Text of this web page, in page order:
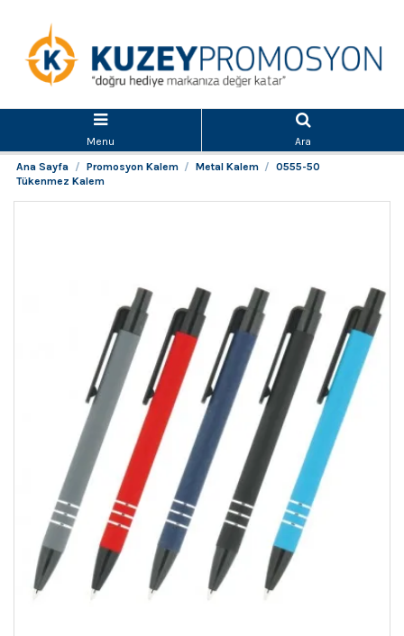
Menu
Ara
Ana Sayfa
Promosyon Kalem Metal Kalem
0555-50
Tükenmez Kalem